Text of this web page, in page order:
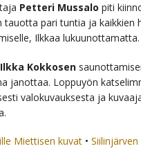
Petteri Mussalo piti
tauotta pari tuntia ja
Ilkkaa
Ilkka Kokkosen
janottaa. Loppuyön
valokuvauksesta ja
Miettisen kuvat •